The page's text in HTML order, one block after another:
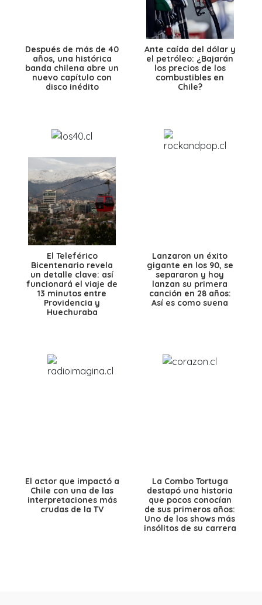
Después de más de 40
años, una histórica
banda chilena abre un
nuevo capítulo con
disco inédito
Ante caída del dólar y
el petróleo: ¿Bajarán
los precios de los
combustibles en
Chile?
El Teleférico
Bicentenario revela
un detalle clave: así
funcionará el viaje de
13 minutos entre
Providencia y
Huechuraba
Lanzaron un éxito
gigante en los 90, se
separaron y hoy
lanzan su primera
canción en 28 años:
Así es como suena
El actor que impactó a
Chile con una de las
interpretaciones más
crudas de la TV
La Combo Tortuga
destapó una historia
que pocos conocían
de sus primeros años:
Uno de los shows más
insólitos de su carrera